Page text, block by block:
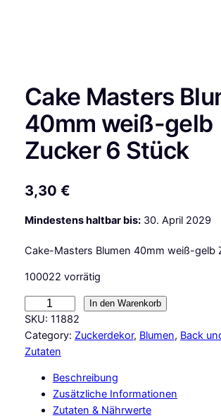
Cake Masters
40mm weiß-gelb
Zucker 6 Stück
3,30 €
Mindestens haltbar bis:30. April 2029
Cake-Masters Blumen 40mm weiß-gelb
100022 vorrätig
a
k
e
In den Warenkorb
SKU: 11882
Category: Zuckerdekor, Blumen, Back
Zutaten
Beschreibung
Zusätzliche Informationen
Zutaten & Nährwerte